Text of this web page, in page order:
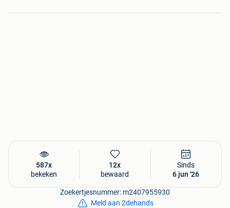
587x
bekeken
12x
bewaard
Sinds
6 jun '26
Zoekertjesnummer: m2407955930
Meld aan 2dehands